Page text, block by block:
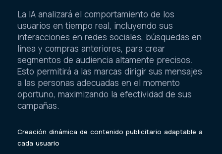
La IA analizará el comportamiento de los
usuarios en tiempo real, incluyendo sus
interacciones en redes sociales, búsquedas en
línea y compras anteriores, para crear
segmentos de audiencia altamente precisos.
Esto permitirá a las marcas dirigir sus mensajes
a las personas adecuadas en el momento
oportuno, maximizando la efectividad de sus
campañas.
Creación dinámica de contenido publicitario adaptable a
cada usuario